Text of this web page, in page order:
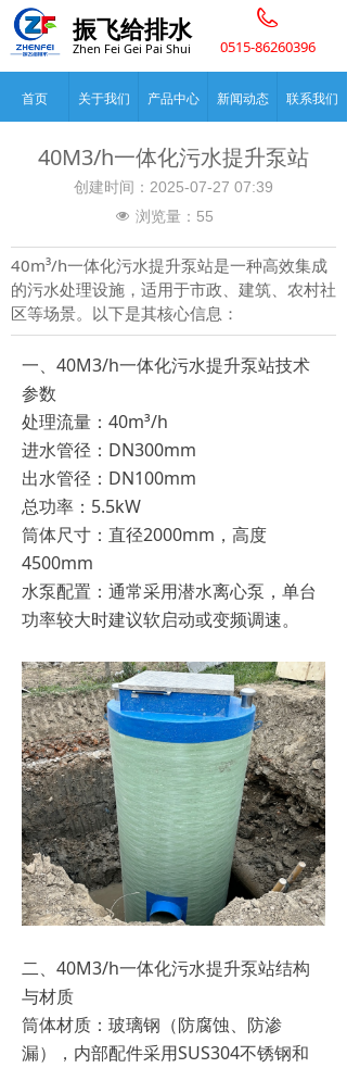
首页 关于我们 产品中心 新闻动态 联系我们
0515-86260396
振飞给排水
Zhen Fei Gei Pai Shui
40M3/h一体化污水提升泵站
一、40M3/h一体化污水提升泵站技术
参数
‌处理流量‌：40m³/h
‌进水管径‌：DN300mm
‌出水管径‌：DN100mm
‌总功率‌：5.5kW
‌筒体尺寸‌：直径2000mm，高度
4500mm‌
‌水泵配置‌：通常采用潜水离心泵，单台
功率较大时建议软启动或变频调速‌。
二、40M3/h一体化污水提升泵站结构
与材质
‌筒体材质‌：玻璃钢（防腐蚀、防渗
漏），内部配件采用SUS304不锈钢和
넶 浏览量： 55
创建时间： 2025-07-27 07:39
40m³/h一体化污水提升泵站是一种高效集成
的污水处理设施，适用于市政、建筑、农村社
区等场景。以下是其核心信息：